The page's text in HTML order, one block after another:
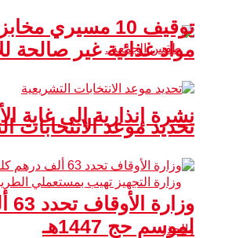
نشرة إنذارية إلى غاية
توقيف 10 مسيري
مواد غذائية غير صالحة
تحديد موعد الانتخابات
لموسم حج 1447هـ